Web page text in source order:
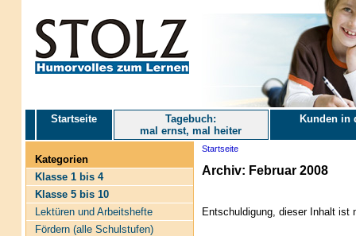
Startseite
Tagebuch:
mal ernst, mal heiter
Kunden in
Kategorien
Klasse 1 bis 4
Klasse 5 bis 10
Lektüren und Arbeitshefte
Fördern (alle Schulstufen)
Startseite
Archiv: Februar 2008
Entschuldigung, dieser Inhalt ist